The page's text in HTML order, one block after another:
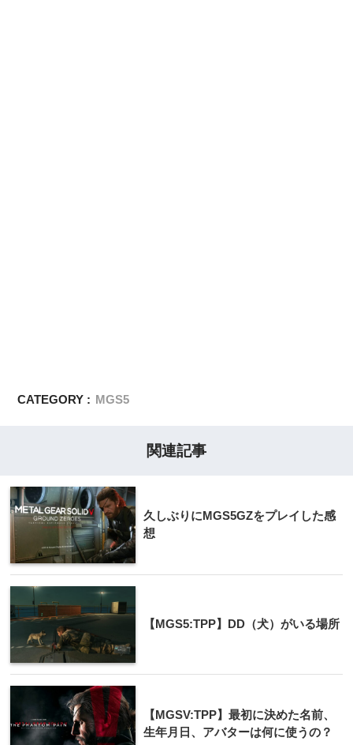
CATEGORY : MGS5
関連記事
久しぶりにMGS5GZをプレイした感
想
【MGS5:TPP】DD（犬）がいる場所
【MGSV:TPP】最初に決めた名前、
生年月日、アバターは何に使うの？